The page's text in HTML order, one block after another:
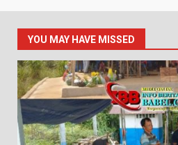
YOU MAY HAVE MISSED